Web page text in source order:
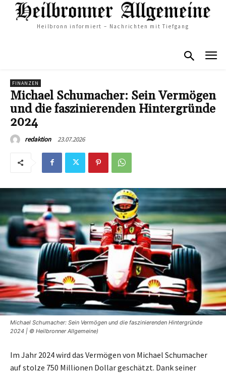
Heilbronn informiert – Nachrichten mit Tiefgang
FINANZEN
Michael Schumacher: Sein Vermögen
und die faszinierenden Hintergründe
2024
redaktion 23.07.2026
Michael Schumacher: Sein Vermögen und die faszinierenden Hintergründe
2024 | © Heilbronner Allgemeine)
Im Jahr 2024 wird das Vermögen von Michael Schumacher
auf stolze 750 Millionen Dollar geschätzt. Dank seiner